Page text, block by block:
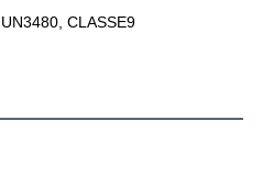
UN3480, CLASSE9